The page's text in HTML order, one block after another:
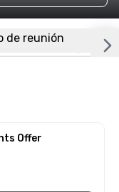
de reunión
Offer